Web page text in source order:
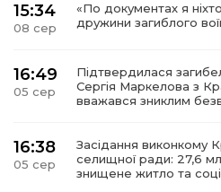
15:34
08 сер
«По документах я
дружини загиблого
16:49
05 сер
Підтвердилася
Сергія Маркелова з
вважався зниклим
16:38
05 сер
Засідання виконкому
селищної ради: 27,6
знищене житло та